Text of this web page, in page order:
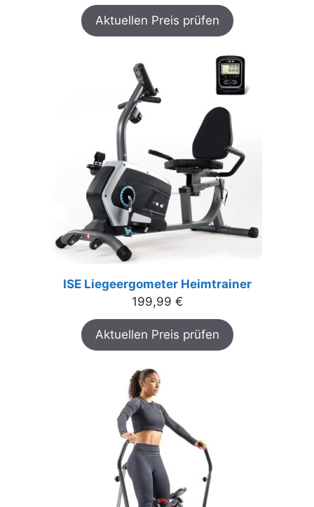
Aktuellen Preis prüfen
ISE Liegeergometer Heimtrainer
199,99 €
Aktuellen Preis prüfen